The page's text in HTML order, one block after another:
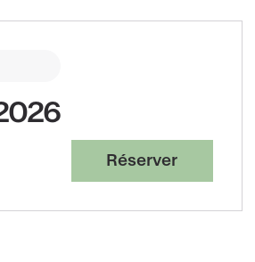
Réserver